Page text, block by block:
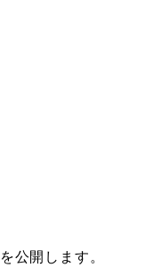
公開します。